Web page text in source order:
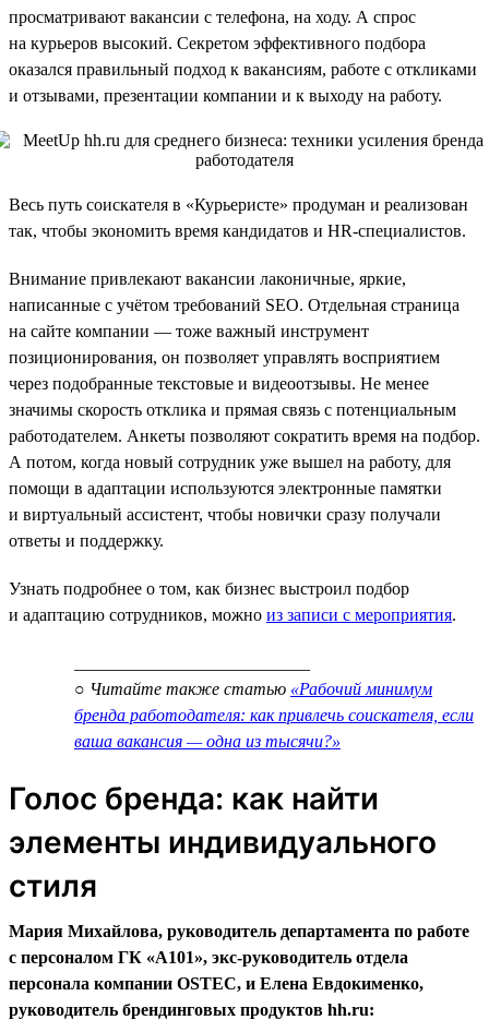
просматривают вакансии с телефона, на ходу. А спрос
на курьеров высокий. Секретом эффективного подбора
оказался правильный подход к вакансиям, работе с откликами
и отзывами, презентации компании и к выходу на работу.
Весь путь соискателя в «Курьеристе» продуман и реализован
так, чтобы экономить время кандидатов и HR-специалистов.
Внимание привлекают вакансии лаконичные, яркие,
написанные с учётом требований SEO. Отдельная страница
на сайте компании — тоже важный инструмент
позиционирования, он позволяет управлять восприятием
через подобранные текстовые и видеоотзывы. Не менее
значимы скорость отклика и прямая связь с потенциальным
работодателем. Анкеты позволяют сократить время на подбор.
А потом, когда новый сотрудник уже вышел на работу, для
помощи в адаптации используются электронные памятки
и виртуальный ассистент, чтобы новички сразу получали
ответы и поддержку.
Узнать подробнее о том, как бизнес выстроил подбор
и адаптацию сотрудников, можно из записи с мероприятия.
○ Читайте также статью «Рабочий минимум
бренда работодателя: как привлечь соискателя, если
ваша вакансия — одна из тысячи?»
Голос бренда: как найти
элементы индивидуального
стиля
Мария Михайлова, руководитель департамента по работе
с персоналом ГК «А101», экс-руководитель отдела
персонала компании OSTEC, и Елена Евдокименко,
руководитель брендинговых продуктов hh.ru: